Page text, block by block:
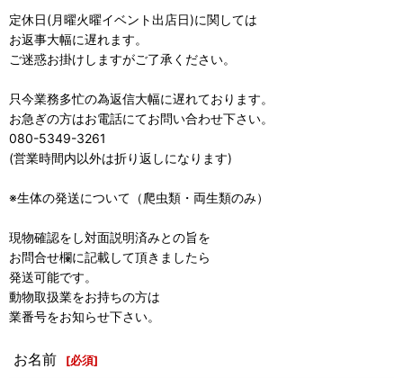
定休日(月曜火曜イベント出店日)に関しては
お返事大幅に遅れます。
ご迷惑お掛けしますがご了承ください。
只今業務多忙の為返信大幅に遅れております。
お急ぎの方はお電話にてお問い合わせ下さい。
080-5349-3261
(営業時間内以外は折り返しになります)
※生体の発送について（爬虫類・両生類のみ）
現物確認をし対面説明済みとの旨を
お問合せ欄に記載して頂きましたら
発送可能です。
動物取扱業をお持ちの方は
業番号をお知らせ下さい。
お名前 [必須]